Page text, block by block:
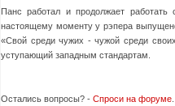
Панс работал и продолжает
настоящему моменту у рэпера
«Свой среди чужих - чужой среди
уступающий западным стандартам.
Остались вопросы? - Спроси на форуме